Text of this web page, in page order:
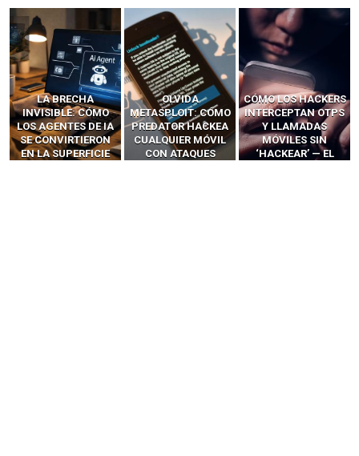
LA BRECHA
INVISIBLE: CÓMO
LOS AGENTES DE IA
SE CONVIRTIERON
EN LA SUPERFICIE
OLVIDA
METASPLOIT: CÓMO
PREDATOR HACKEA
CUALQUIER MÓVIL
CON ATAQUES
CÓMO LOS HACKERS
INTERCEPTAN OTPS
Y LLAMADAS
MÓVILES SIN
‘HACKEAR’ — EL